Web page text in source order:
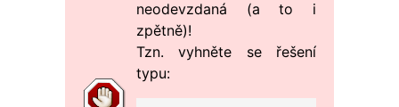
neodevzdaná (a to i
zpětně)!
Tzn. vyhněte se řešení
typu: